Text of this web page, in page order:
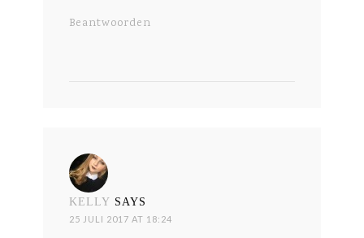
Beantwoorden
KELLY SAYS
25 JULI 2017 AT 18:24